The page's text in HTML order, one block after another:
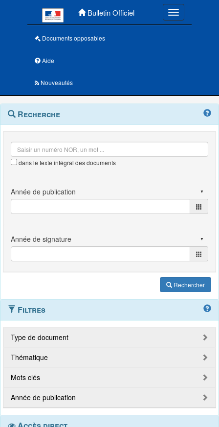
Bulletin Officiel Toggle
Documents opposables
Aide
Nouveautés
Navigation
outils
Menu
contextuel
Recherche
dans le texte intégral des documents
Rechercher
Filtres
Type de document
Thématique
Mots clés
Année de publication